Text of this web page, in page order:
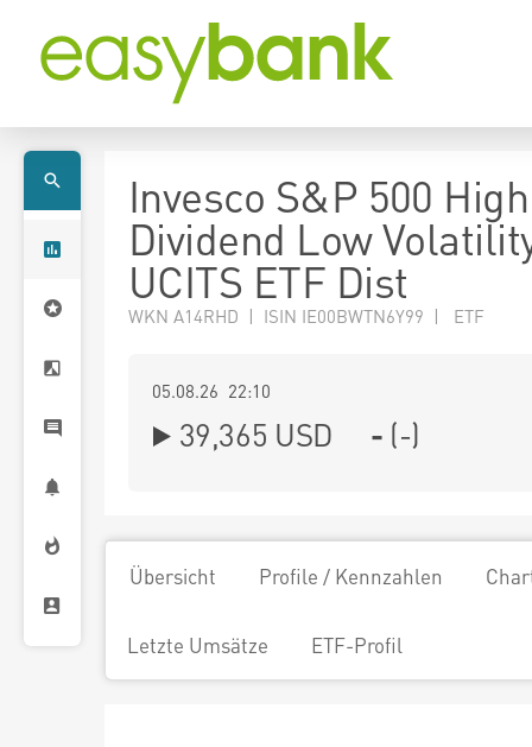
Invesco S&P 500 High
Dividend Low
UCITS ETF Dist
WKN A14RHD | ISIN IE00BWTN6Y99 | ETF
05.08.26 22:10
39,365 USD - (-)
Übersicht Profile / Kennzahlen
Letzte Umsätze ETF-Profil